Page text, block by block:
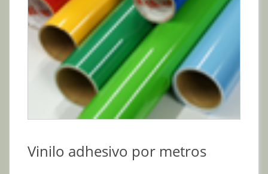
Vinilo adhesivo por metros